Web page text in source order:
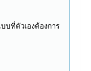
บที่ตัวเองต้องการ